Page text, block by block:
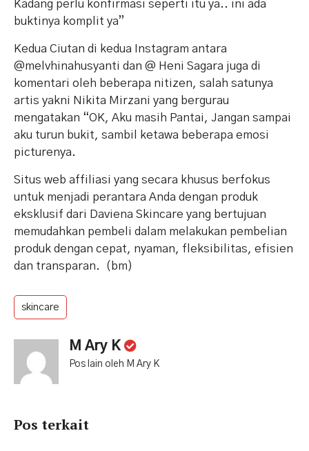
Kadang perlu konfirmasi seperti itu ya.. ini ada
buktinya komplit ya”
Kedua Ciutan di kedua Instagram antara
@melvhinahusyanti dan @ Heni Sagara juga di
komentari oleh beberapa nitizen, salah satunya
artis yakni Nikita Mirzani yang bergurau
mengatakan “OK, Aku masih Pantai, Jangan sampai
aku turun bukit, sambil ketawa beberapa emosi
picturenya.
Situs web affiliasi yang secara khusus berfokus
untuk menjadi perantara Anda dengan produk
eksklusif dari Daviena Skincare yang bertujuan
memudahkan pembeli dalam melakukan pembelian
produk dengan cepat, nyaman, fleksibilitas, efisien
dan transparan. (bm)
skincare
M Ary K
Pos lain oleh M Ary K
Pos terkait